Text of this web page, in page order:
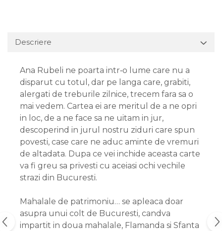
Descriere
Ana Rubeli ne poarta intr‑o lume care nu a
disparut cu totul, dar pe langa care, grabiti,
alergati de treburile zilnice, trecem fara sa o
mai vedem. Cartea ei are meritul de a ne opri
in loc, de a ne face sa ne uitam in jur,
descoperind in jurul nostru ziduri care spun
povesti, case care ne aduc aminte de vremuri
de altadata. Dupa ce vei inchide aceasta carte
va fi greu sa privesti cu aceiasi ochi vechile
strazi din Bucuresti.
Mahalale de patrimoniu… se apleaca doar
asupra unui colt de Bucuresti, candva
impartit in doua mahalale, Flamanda si Sfanta